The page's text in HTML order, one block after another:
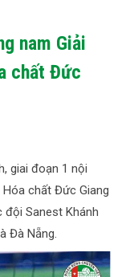
nam Giải
chất Đức
giai đoạn 1 nội
Hóa chất Đức Giang
đội Sanest Khánh
Đà Nẵng.